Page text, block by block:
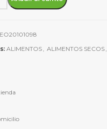
ALIMENTOS ALIMENTOS SECOS